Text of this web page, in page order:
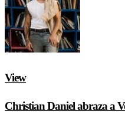
View
Christian Daniel abraza a